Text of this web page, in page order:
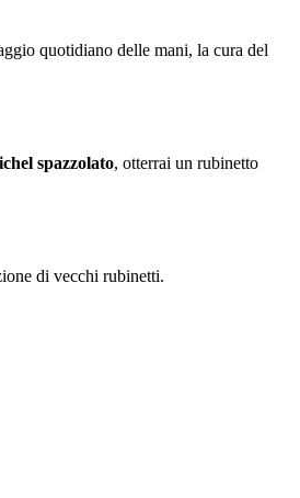
quotidiano delle mani, la cura del
spazzolato, otterrai un rubinetto
di vecchi rubinetti.